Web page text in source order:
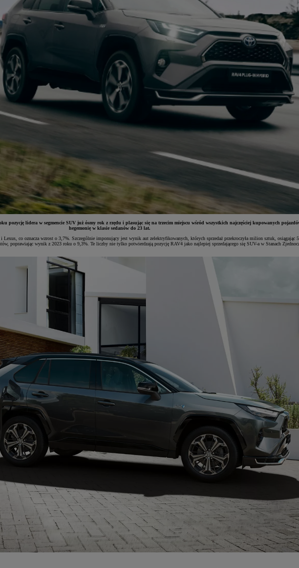
lidera w segmencie SUV już ósmy rok z rzędu i plasując się na trzecim miejscu wśród wszystkich najczęściej kupowanych
hegemonię w klasie sedanów do 23 lat.
co oznacza wzrost o 3,7%. Szczególnie imponujący jest wynik aut zelektryfikowanych, których sprzedaż przekroczyła milion sztuk, osiągając
poprawiając wynik z 2023 roku o 9,3%. Te liczby nie tylko potwierdzają pozycję RAV4 jako najlepiej sprzedającego się SUV-a w Stanach